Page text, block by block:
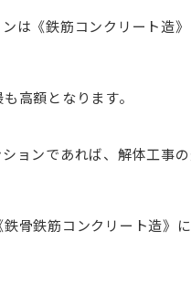
は《鉄筋コンクリート造
高額となります。
ョンであれば、解体工事
骨鉄筋コンクリート造》